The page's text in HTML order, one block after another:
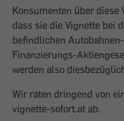
Konsumenten über
dass sie die Vignette bei
befindlichen
Finanzierungs-
werden also
Wir raten dringend von
vignette-sofort.at ab.